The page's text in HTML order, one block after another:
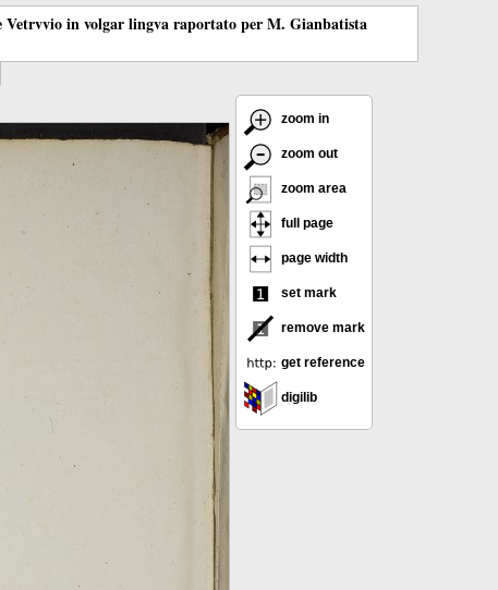
in volgar lingva raportato per M. Gianbatista
zoom in
zoom out
zoom area
full page
page width
set mark
remove mark
get reference
digilib